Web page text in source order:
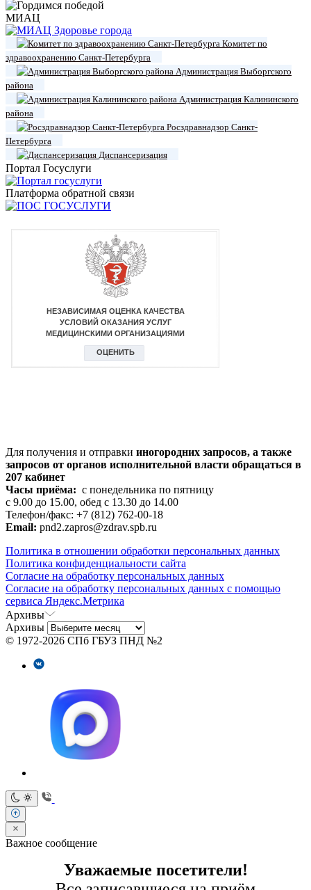
МИАЦ
Комитет по
здравоохранению Санкт-Петербурга
Администрация Выборгского
района
Администрация Калининского
района
Росздравнадзор Санкт-
Петербурга
Диспансеризация
Портал Госуслуги
Платформа обратной связи
Для получения и отправки иногородних запросов, а также
запросов от органов исполнительной власти обращаться в
207 кабинет
Часы приёма: с понедельника по пятницу
с 9.00 до 15.00, обед с 13.30 до 14.00
Телефон/факс: +7 (812) 762-00-18
Email: pnd2.zapros@zdrav.spb.ru
Политика в отношении обработки персональных данных
Политика конфиденциальности сайта
Согласие на обработку персональных данных
Согласие на обработку персональных данных с помощью
сервиса Яндекс.Метрика
Архивы
Архивы
© 1972-2026 СПб ГБУЗ ПНД №2
Важное сообщение
Уважаемые посетители!